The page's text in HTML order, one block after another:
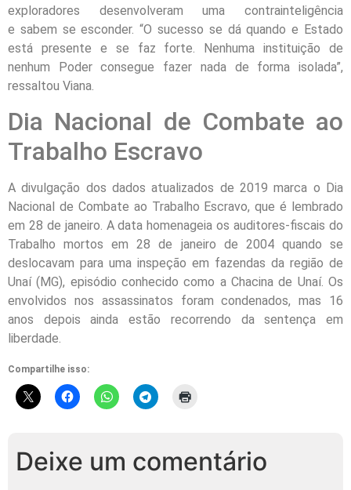
exploradores desenvolveram uma contrainteligência
e sabem se esconder. “O sucesso se dá quando e Estado
está presente e se faz forte. Nenhuma instituição de
nenhum Poder consegue fazer nada de forma isolada”,
ressaltou Viana.
Dia Nacional de Combate ao
Trabalho Escravo
A divulgação dos dados atualizados de 2019 marca o Dia
Nacional de Combate ao Trabalho Escravo, que é lembrado
em 28 de janeiro. A data homenageia os auditores-fiscais do
Trabalho mortos em 28 de janeiro de 2004 quando se
deslocavam para uma inspeção em fazendas da região de
Unaí (MG), episódio conhecido como a Chacina de Unaí. Os
envolvidos nos assassinatos foram condenados, mas 16
anos depois ainda estão recorrendo da sentença em
liberdade.
Compartilhe isso:
Deixe um comentário